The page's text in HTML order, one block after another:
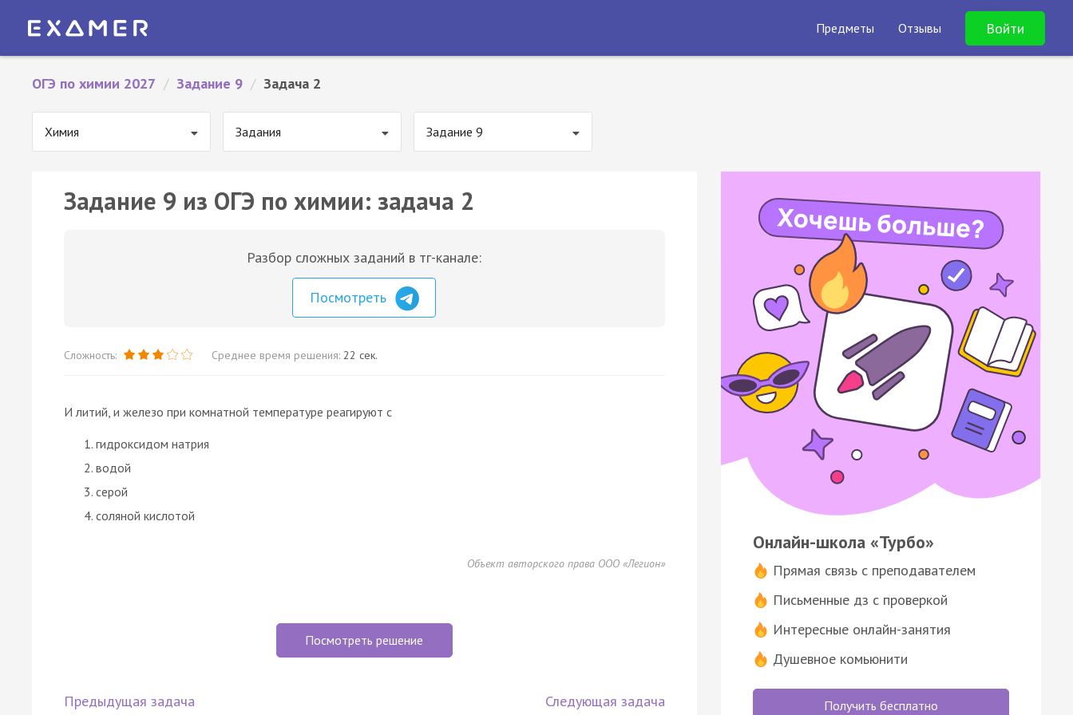
Предметы Отзывы Войти
ОГЭ по химии 2027 / Задание 9 / Задача 2
Химия Задания Задание 9
Задание 9 из ОГЭ по химии: задача 2
Разбор сложных заданий в тг-канале:
Посмотреть
Сложность: Среднее время решения: 22 сек.
И литий, и железо при комнатной температуре реагируют с
гидроксидом натрия
водой
серой
соляной кислотой
Объект авторского права ООО «Легион»
Посмотреть решение
Предыдущая задача Следующая задача
Онлайн-школа «Турбо»
Прямая связь с преподавателем
Письменные дз с проверкой
Интересные онлайн-занятия
Душевное комьюнити
Получить бесплатно